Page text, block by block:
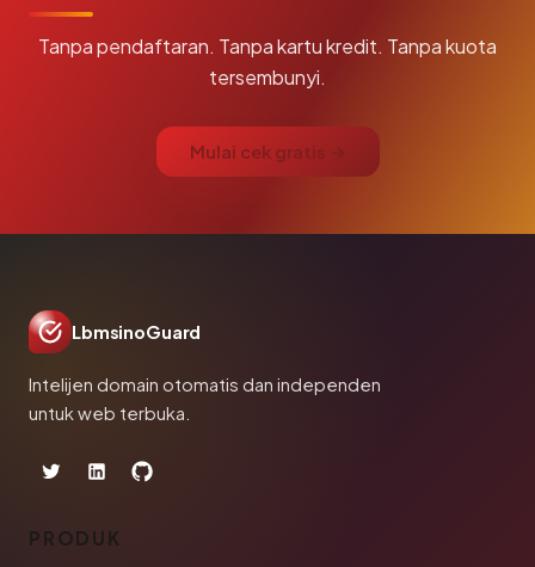
Tanpa pendaftaran. Tanpa kartu kredit. Tanpa kuota
tersembunyi.
Mulai cek gratis →
LbmsinoGuard
Intelijen domain otomatis dan independen
untuk web terbuka.
PRODUK